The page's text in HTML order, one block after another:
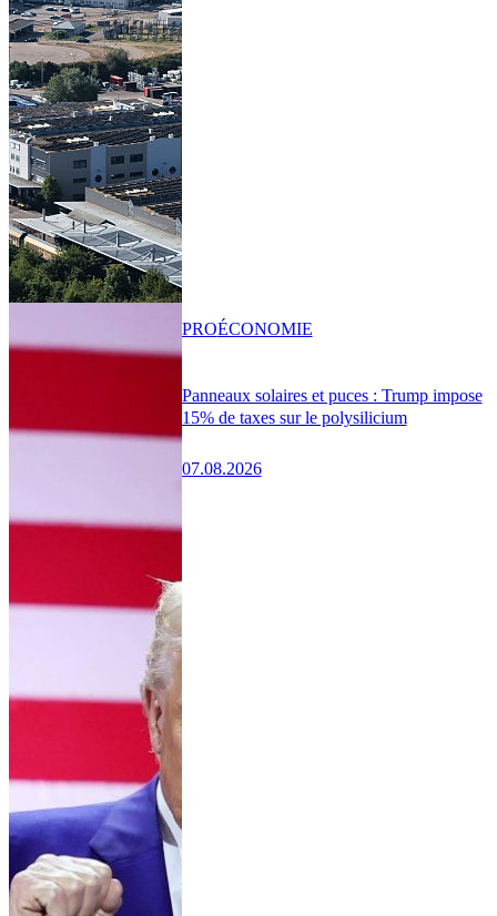
Panneaux solaires et puces : Trump impose
15% de taxes sur le polysilicium
07.08.2026
PROÉCONOMIE